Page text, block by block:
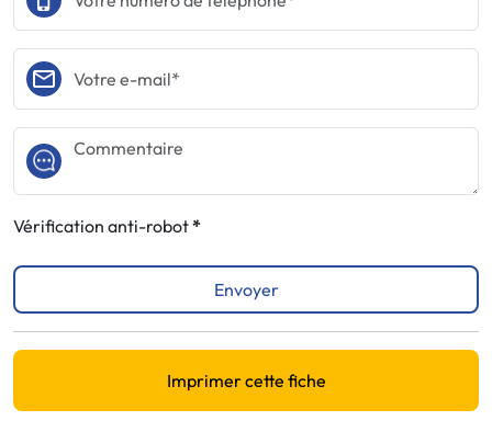
Vérification anti-robot
Envoyer
Imprimer cette fiche